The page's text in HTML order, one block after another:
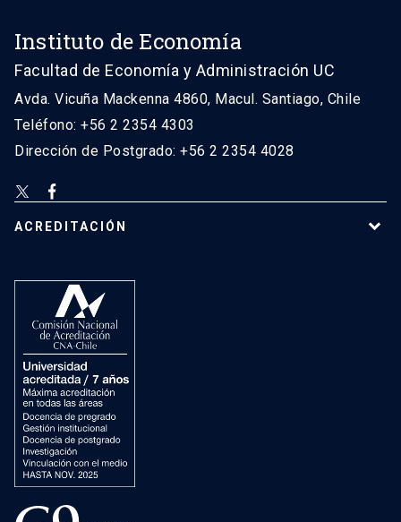
Instituto de Economía
Facultad de Economía y Administración UC
Avda. Vicuña Mackenna 4860, Macul. Santiago, Chile
Teléfono: +56 2 2354 4303
Dirección de Postgrado: +56 2 2354 4028
ACREDITACIÓN